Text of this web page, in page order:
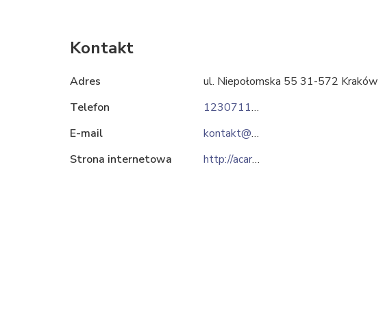
Kontakt
Adres
ul. Niepołomska 55 31-572 Kraków
Telefon
123071105
E-mail
kontakt@acars.com.pl
Strona internetowa
http://acars.com.pl